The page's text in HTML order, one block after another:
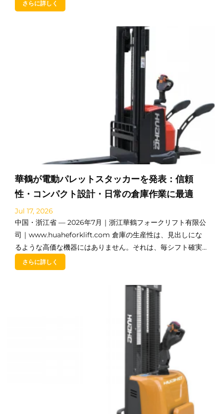
さらに詳しく
華鶴が電動パレットスタッカーを発表：信頼
性・コンパクト設計・日常の倉庫作業に最適
Jul 17, 2026
中国・浙江省 — 2026年7月｜浙江華鶴フォークリフト有限公
司｜www.huaheforklift.com 倉庫の生産性は、見出しにな
るような高価な機器にはありません。それは、毎シフト確実
に稼働し、何千回もの日常的な荷上げ作業をこなす機器の中
にあります…
さらに詳しく